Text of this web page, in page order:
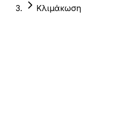
Κλιμάκωση